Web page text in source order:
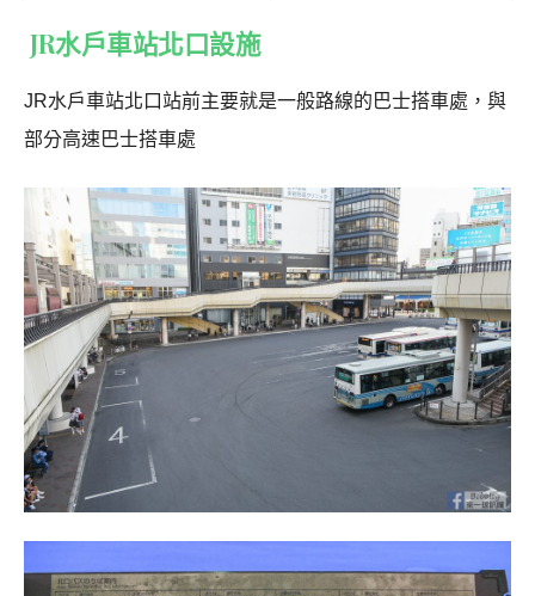
JR水戶車站北口設施
JR水戶車站北口站前主要就是一般路線的巴士搭車處，與
部分高速巴士搭車處